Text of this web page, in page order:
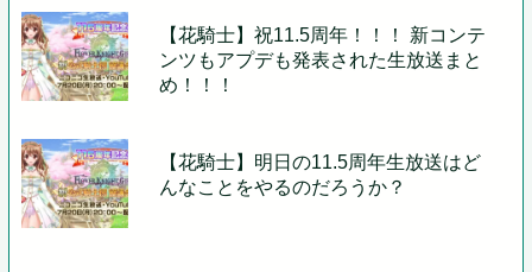
【花騎士】祝11.5周年！！！ 新コンテ
ンツもアプデも発表された生放送まと
め！！！
【花騎士】明日の11.5周年生放送はど
んなことをやるのだろうか？